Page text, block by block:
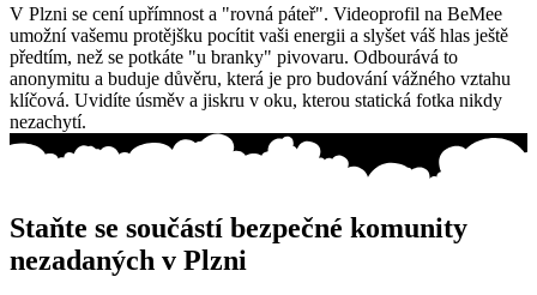
V Plzni se cení upřímnost a "rovná páteř". Videoprofil na BeMee
umožní vašemu protějšku pocítit vaši energii a slyšet váš hlas ještě
předtím, než se potkáte "u branky" pivovaru. Odbourává to
anonymitu a buduje důvěru, která je pro budování vážného vztahu
klíčová. Uvidíte úsměv a jiskru v oku, kterou statická fotka nikdy
nezachytí.
Staňte se součástí bezpečné komunity
nezadaných v Plzni